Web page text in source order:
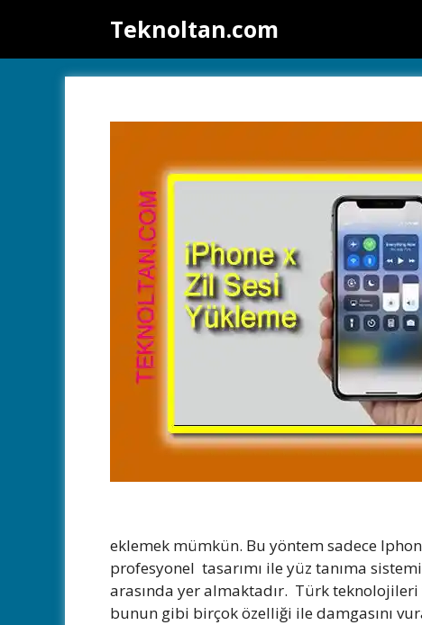
Teknoltan.com
eklemek mümkün. Bu yöntem sadece
profesyonel tasarımı ile yüz tanıma
arasında yer almaktadır. Türk teknolojileri
bunun gibi birçok özelliği ile damgasını